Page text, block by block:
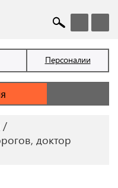
Персоналии
доктор